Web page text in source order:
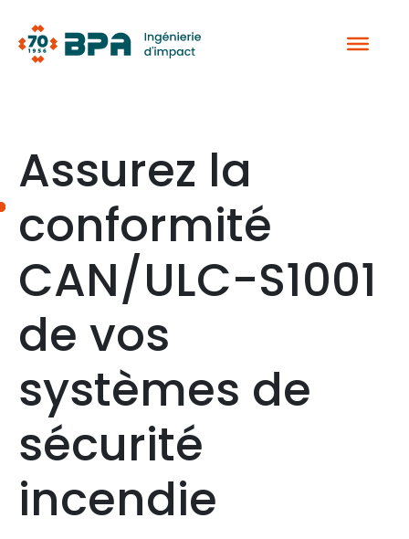
contenu
Assurez la
conformité
CAN/ULC-S1001
de vos
systèmes de
sécurité
incendie